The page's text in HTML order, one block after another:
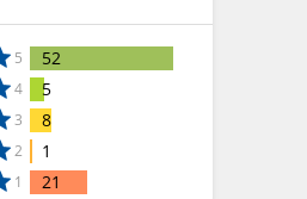
5 52
4 5
3 8
2 1
1 21